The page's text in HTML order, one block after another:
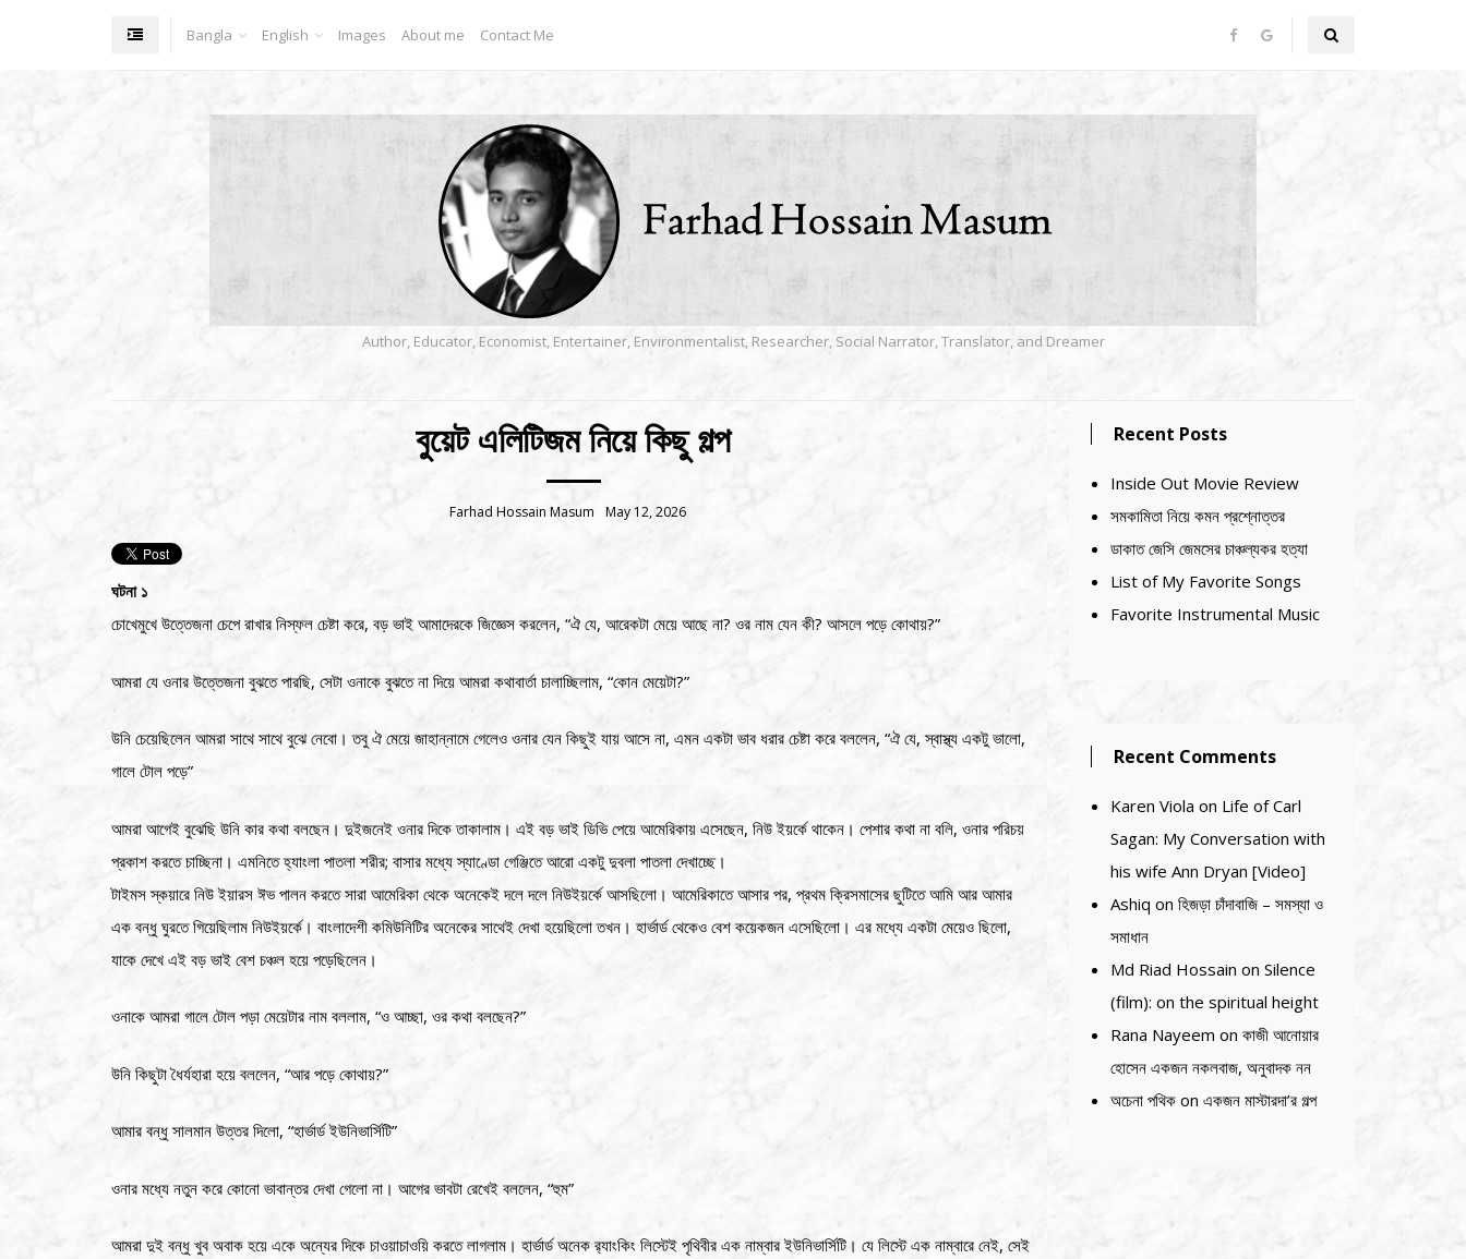
Bangla English Images About me Contact Me
Author, Educator, Economist, Entertainer, Environmentalist, Researcher, Social Narrator, Translator, and Dreamer
বুয়েট এলিটিজম নিয়ে কিছু গল্প
Farhad Hossain Masum May 12, 2026
ঘটনা ১
চোখেমুখে উত্তেজনা চেপে রাখার নিস্ফল চেষ্টা করে, বড় ভাই আমাদেরকে জিজ্ঞেস করলেন, “ঐ যে, আরেকটা মেয়ে আছে না? ওর নাম যেন কী? আসলে পড়ে কোথায়?”
আমরা যে ওনার উত্তেজনা বুঝতে পারছি, সেটা ওনাকে বুঝতে না দিয়ে আমরা কথাবার্তা চালাচ্ছিলাম, “কোন মেয়েটা?”
উনি চেয়েছিলেন আমরা সাথে সাথে বুঝে নেবো। তবু ঐ মেয়ে জাহান্নামে গেলেও ওনার যেন কিছুই যায় আসে না, এমন একটা ভাব ধরার চেষ্টা করে বললেন, “ঐ যে, স্বাস্থ্য একটু ভালো,
গালে টোল পড়ে”
আমরা আগেই বুঝেছি উনি কার কথা বলছেন। দুইজনেই ওনার দিকে তাকালাম। এই বড় ভাই ডিভি পেয়ে আমেরিকায় এসেছেন, নিউ ইয়র্কে থাকেন। পেশার কথা না বলি, ওনার পরিচয়
প্রকাশ করতে চাচ্ছিনা। এমনিতে হ্যাংলা পাতলা শরীর; বাসার মধ্যে স্যাণ্ডো গেঞ্জিতে আরো একটু দুবলা পাতলা দেখাচ্ছে।
টাইমস স্কয়ারে নিউ ইয়ারস ঈভ পালন করতে সারা আমেরিকা থেকে অনেকেই দলে দলে নিউইয়র্কে আসছিলো। আমেরিকাতে আসার পর, প্রথম ক্রিসমাসের ছুটিতে আমি আর আমার
এক বন্ধু ঘুরতে গিয়েছিলাম নিউইয়র্কে। বাংলাদেশী কমিউনিটির অনেকের সাথেই দেখা হয়েছিলো তখন। হার্ভার্ড থেকেও বেশ কয়েকজন এসেছিলো। এর মধ্যে একটা মেয়েও ছিলো,
যাকে দেখে এই বড় ভাই বেশ চঞ্চল হয়ে পড়েছিলেন।
ওনাকে আমরা গালে টোল পড়া মেয়েটার নাম বললাম, “ও আচ্ছা, ওর কথা বলছেন?”
উনি কিছুটা ধৈর্যহারা হয়ে বললেন, “আর পড়ে কোথায়?”
আমার বন্ধু সালমান উত্তর দিলো, “হার্ভার্ড ইউনিভার্সিটি”
ওনার মধ্যে নতুন করে কোনো ভাবান্তর দেখা গেলো না। আগের ভাবটা রেখেই বললেন, “হুম”
আমরা দুই বন্ধু খুব অবাক হয়ে একে অন্যের দিকে চাওয়াচাওয়ি করতে লাগলাম। হার্ভার্ড অনেক র‍্যাংকিং লিস্টেই পৃথিবীর এক নাম্বার ইউনিভার্সিটি। যে লিস্টে এক নাম্বারে নেই, সেই
Recent Posts
Inside Out Movie Review
সমকামিতা নিয়ে কমন প্রশ্নোত্তর
ডাকাত জেসি জেমসের চাঞ্চল্যকর হত্যা
List of My Favorite Songs
Favorite Instrumental Music
Recent Comments
Karen Viola on Life of Carl
Sagan: My Conversation with
his wife Ann Dryan [Video]
Ashiq onহিজড়া চাঁদাবাজি – সমস্যা ও
সমাধান
Md Riad Hossain onSilence
(film): on the spiritual height
Rana Nayeem onকাজী আনোয়ার
হোসেন একজন নকলবাজ, অনুবাদক নন
অচেনা পথিক onএকজন মাস্টারদা’র গল্প